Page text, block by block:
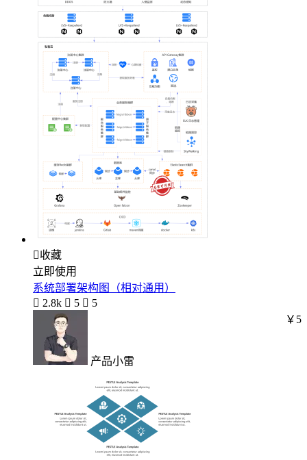
收藏
立即使用
系统部署架构图（相对通用）
 2.8k  5  5
产品小雷
￥5